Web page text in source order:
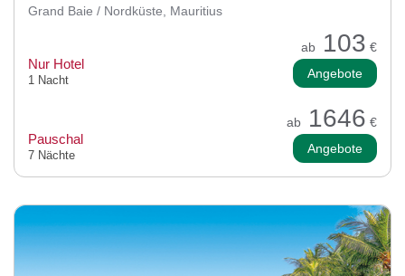
Grand Baie / Nordküste, Mauritius
ab 103 €
Nur Hotel
1 Nacht Angebote
ab 1646 €
Pauschal
7 Nächte Angebote